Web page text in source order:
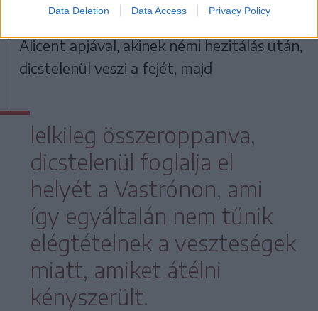
Data Deletion Data Access Privacy Policy
ellene ármánykodó Otto Hightowerrel,
Alicent apjával, akinek némi hezitálás után,
dicstelenül veszi a fejét, majd
lelkileg összeroppanva,
dicstelenül foglalja el
helyét a Vastrónon, ami
így egyáltalán nem tűnik
elégtételnek a veszteségek
miatt, amiket átélni
kényszerült.